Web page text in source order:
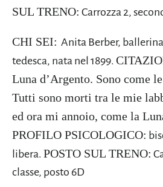
SUL TRENO: Carrozza 2,
CHI SEI: Anita Berber,
tedesca, nata nel 1899.
Luna d’Argento. Sono come
Tutti sono morti tra le mie
ed ora mi annoio, come la
PROFILO PSICOLOGICO:
libera. POSTO SUL TRENO:
classe, posto 6D